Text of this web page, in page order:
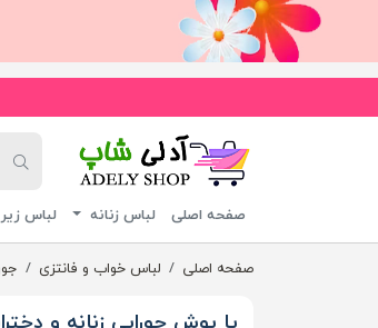
صفحه اصلی لباس زنانه لباس زیر
صفحه اصلی لباس خواب و فانتزی